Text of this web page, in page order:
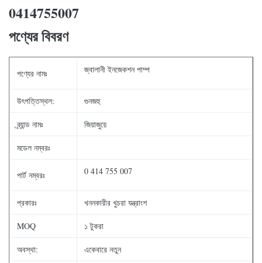
0414755007
পণ্যের বিবরণ
পণ্যের নামঃ জ্বালানী ইনজেকশন পাম্প
উৎপত্তিস্থল: গুনজহু
ব্র্যান্ড নামঃ জিয়াজুয়ে
মডেল নম্বরঃ
পার্ট নম্বরঃ 0 414 755 007
প্রকারঃ খননকারীর খুচরা যন্ত্রাংশ
MOQ ১ টুকরা
অবস্থা: একেবারে নতুন